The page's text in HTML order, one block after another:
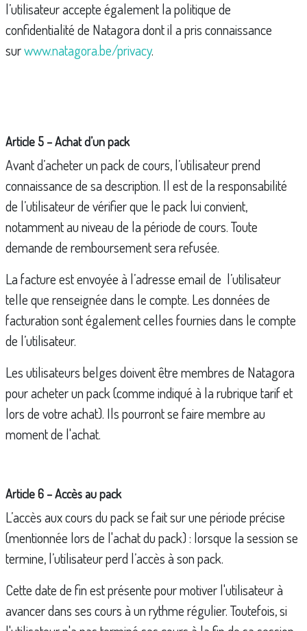
l’utilisateur accepte également la politique de
confidentialité de Natagora dont il a pris connaissance
surwww.natagora.be/privacy.
Article 5 – Achat d’un pack
Avant d’acheter un pack de cours, l’utilisateur prend
connaissance de sa description. Il est de la responsabilité
de l’utilisateur de vérifier que le pack lui convient,
notamment au niveau de la période de cours. Toute
demande de remboursement sera refusée.
La facture est envoyée à l’adresse email de l’utilisateur
telle que renseignée dans le compte. Les données de
facturation sont également celles fournies dans le compte
de l’utilisateur.
Les utilisateurs belges doivent être membres de Natagora
pour acheter un pack (comme indiqué à la rubrique tarif et
lors de votre achat). Ils pourront se faire membre au
moment de l'achat.
Article 6 – Accès au pack
L’accès aux cours du pack se fait sur une période précise
(mentionnée lors de l'achat du pack) : lorsque la session se
termine, l’utilisateur perd l’accès à son pack.
Cette date de fin est présente pour motiver l'utilisateur à
avancer dans ses cours à un rythme régulier. Toutefois, si